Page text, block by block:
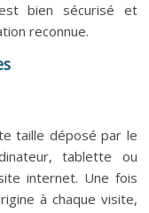
bien sécurisé et
reconnue.
taille déposé par le
tablette ou
internet. Une fois
à chaque visite,